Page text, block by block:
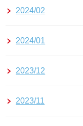
2024/02
2024/01
2023/12
2023/11